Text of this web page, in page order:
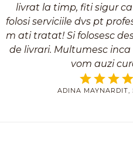
livrat la timp, fiti sigur
folosi serviciile dvs pt
m ati tratat! Si folosesc
de livrari. Multumesc
vom auzi
ADINA MAYNARDIT,